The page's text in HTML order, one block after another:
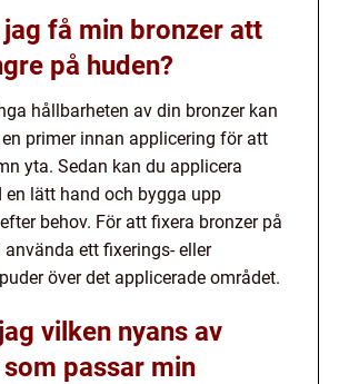
jag få min bronzer att
på huden?
hållbarheten av din bronzer kan
primer innan applicering för att
yta. Sedan kan du applicera
en lätt hand och bygga upp
behov. För att fixera bronzer på
ett fixerings- eller
över det applicerade området.
vilken nyans av
passar min